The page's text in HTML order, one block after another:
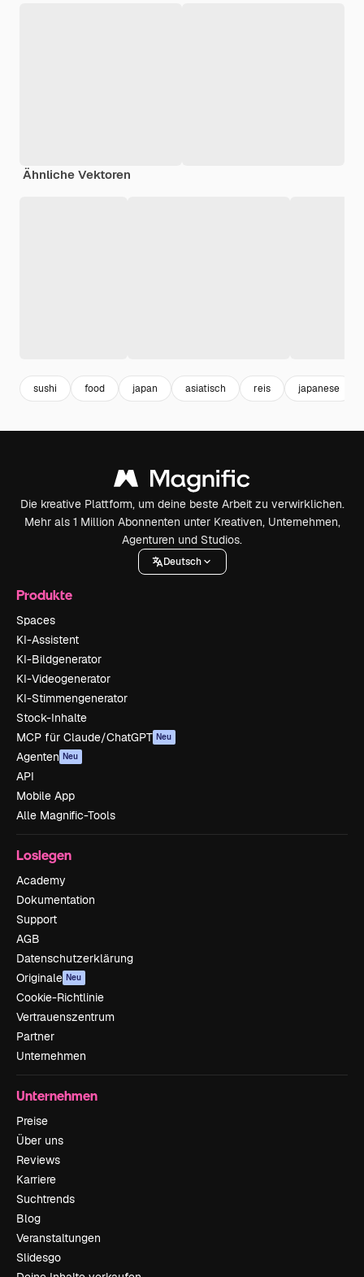
Ähnliche Vektoren
sushi food japan asiatisch reis japanese
Die kreative Plattform, um deine beste Arbeit zu verwirklichen.
Mehr als 1 Million Abonnenten unter Kreativen, Unternehmen,
Agenturen und Studios.
Deutsch
Produkte
Spaces
KI-Assistent
KI-Bildgenerator
KI-Videogenerator
KI-Stimmengenerator
Stock-Inhalte
MCP für Claude/ChatGPT Neu
Agenten Neu
API
Mobile App
Alle Magnific-Tools
Loslegen
Academy
Dokumentation
Support
AGB
Datenschutzerklärung
Originale Neu
Cookie-Richtlinie
Vertrauenszentrum
Partner
Unternehmen
Unternehmen
Preise
Über uns
Reviews
Karriere
Suchtrends
Blog
Veranstaltungen
Slidesgo